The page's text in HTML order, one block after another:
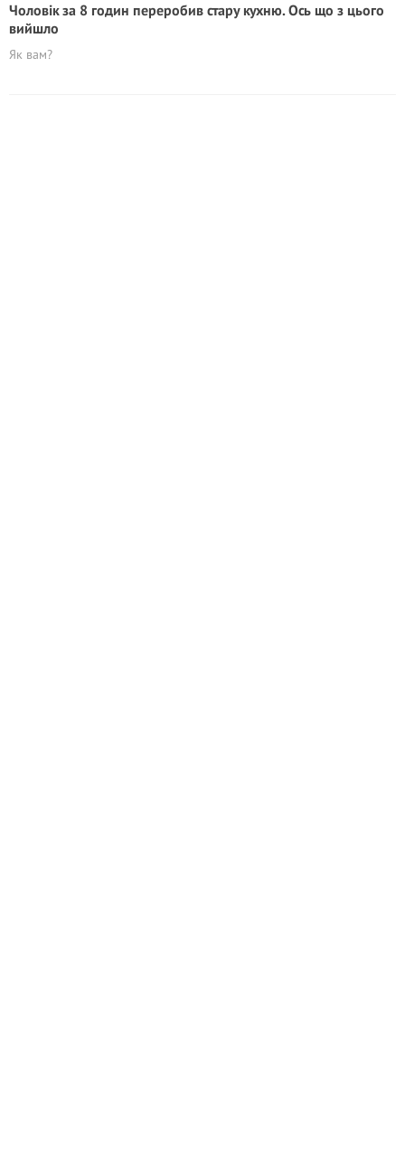
Чоловік за 8 годин переробив стару кухню. Ось що з цього
вийшло
Як вам?